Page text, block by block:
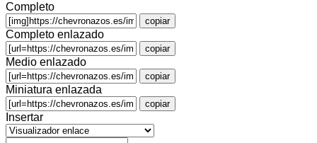
Completo
copiar
Completo enlazado
copiar
Medio enlazado
copiar
Miniatura enlazada
copiar
Insertar